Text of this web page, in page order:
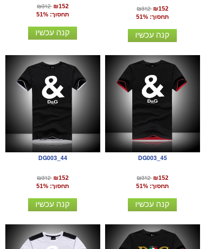
₪312 ₪152
תחסוך: 51%
קנה עכשיו
₪312 ₪152
תחסוך: 51%
קנה עכשיו
DG003_44
₪312 ₪152
תחסוך: 51%
קנה עכשיו
DG003_45
₪312 ₪152
תחסוך: 51%
קנה עכשיו